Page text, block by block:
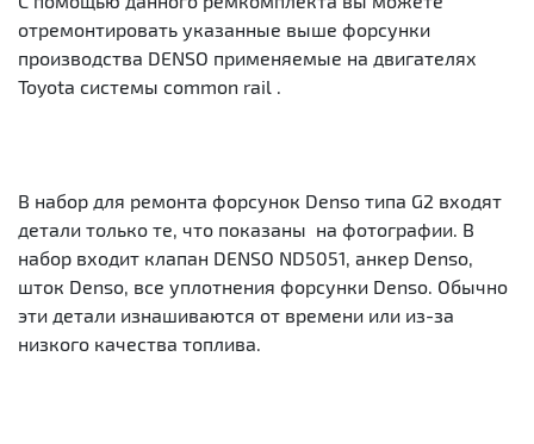
отремонтировать указанные выше форсунки
производства DENSO применяемые на двигателях
Toyota системы common rail .
В набор для ремонта форсунок Denso типа G2 входят
детали только те, что показаны на фотографии. В
набор входит клапан DENSO ND5051, анкер Denso,
шток Denso, все уплотнения форсунки Denso. Обычно
эти детали изнашиваются от времени или из-за
низкого качества топлива.